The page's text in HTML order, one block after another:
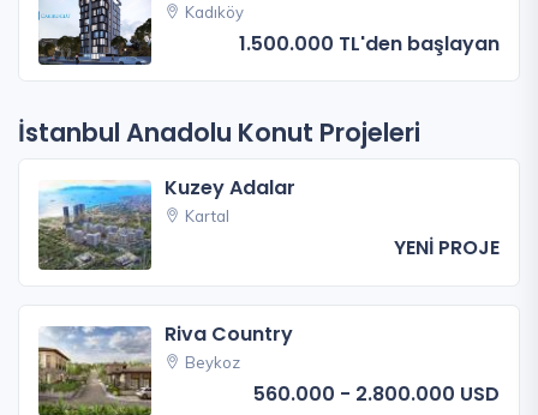
Kadıköy
1.500.000 TL'den başlayan
İstanbul Anadolu Konut Projeleri
Kuzey Adalar
Kartal
YENİ PROJE
Riva Country
Beykoz
560.000 - 2.800.000 USD